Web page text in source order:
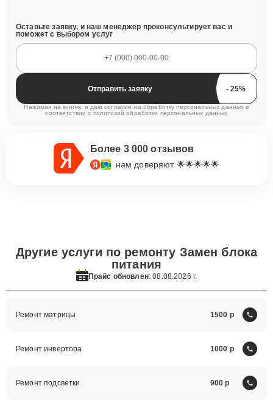
Оставьте заявку, и наш менеджер проконсультирует вас и
поможет с выбором услуг
Отправить заявку
Нажимая на кнопку, я даю согласие на обработку персональных данных в
соответствии с политикой обработки персональных данных
Более 3 000 отзывов
нам доверяют 🌟🌟🌟🌟🌟
Другие услуги по ремонту Замен блока
питания
Прайс обновлен: 08.08.2026 г.
Ремонт матрицы 1500
Ремонт инвертора 1000
Ремонт подсветки 900